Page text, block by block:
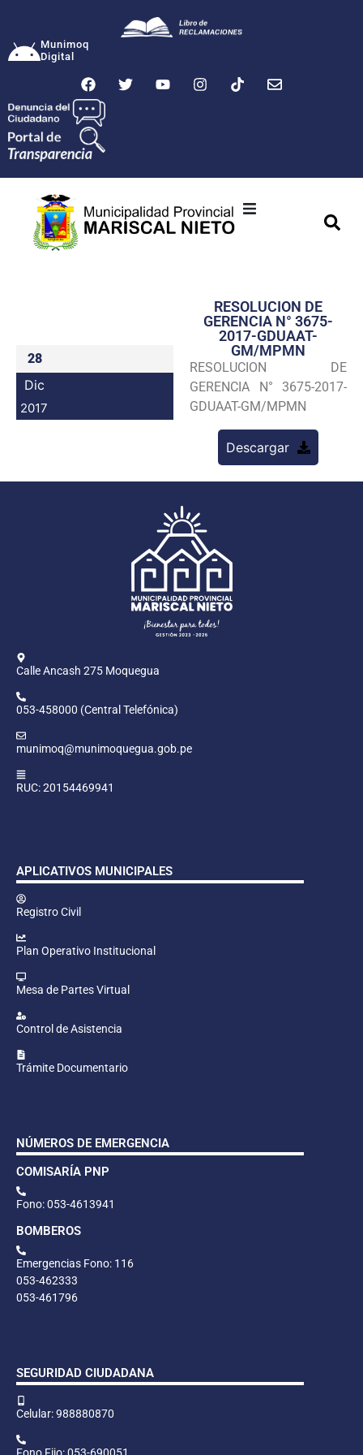
Munimoq
Digital
Transparencia
Seguridad
Programas
28
Dic
2017
RESOLUCION DE
GERENCIA N° 3675-
2017-GDUAAT-
GM/MPMN
RESOLUCION DE
GERENCIA N° 3675-2017-
GDUAAT-GM/MPMN
Descargar
Calle Ancash 275 Moquegua
053-458000 (Central Telefónica)
munimoq@munimoquegua.gob.pe
RUC: 20154469941
APLICATIVOS MUNICIPALES
Registro Civil
Plan Operativo Institucional
Mesa de Partes Virtual
Control de Asistencia
Trámite Documentario
NÚMEROS DE EMERGENCIA
COMISARÍA PNP
Fono: 053-4613941
BOMBEROS
Emergencias Fono: 116
053-462333
053-461796
SEGURIDAD CIUDADANA
Celular: 988880870
Fono Fijo: 053-690051